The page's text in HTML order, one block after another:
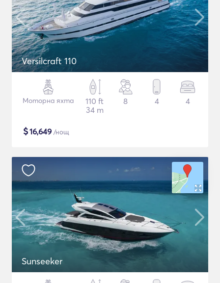
Versilcraft 110
Моторна яхта
110 ft
34 m
8 4 4
$16,649 /нощ
Sunseeker